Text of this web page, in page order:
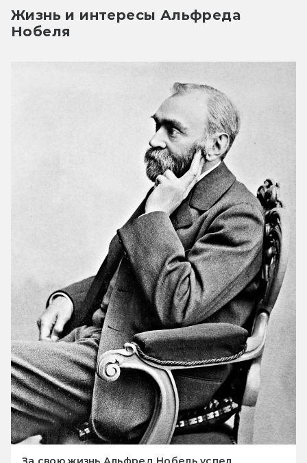
Жизнь и интересы Альфреда
Нобеля